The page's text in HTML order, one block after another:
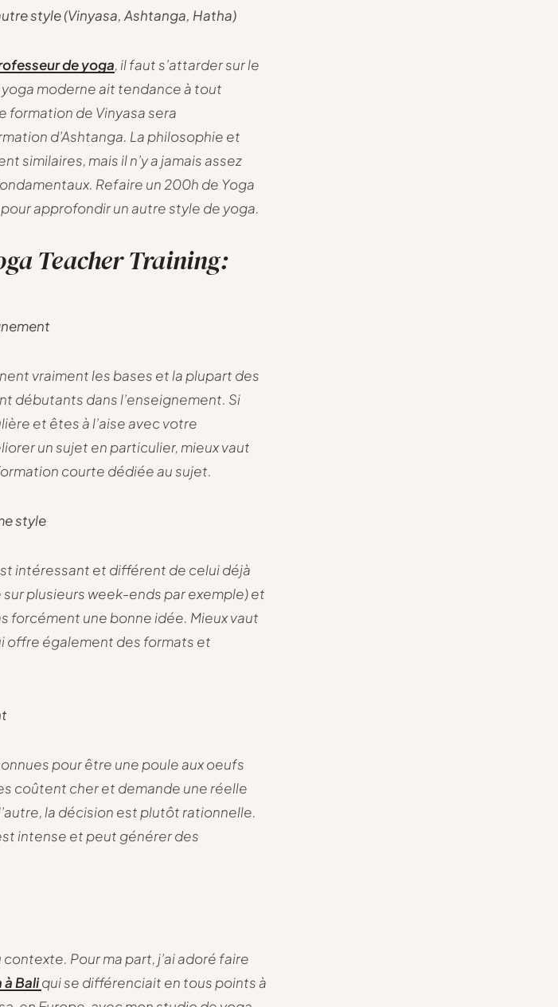
style (Vinyasa, Ashtanga, Hatha)
de yoga, il faut s’attarder sur le
moderne ait tendance à tout
formation de Vinyasa sera
d’Ashtanga. La philosophie et
similaires, mais il n’y a jamais assez
Refaire un 200h de Yoga
approfondir un autre style de yoga.
Teacher Training:
vraiment les bases et la plupart des
débutants dans l’enseignement. Si
et êtes à l’aise avec votre
un sujet en particulier, mieux vaut
courte dédiée au sujet.
style
intéressant et différent de celui déjà
plusieurs week-ends par exemple) et
forcément une bonne idée. Mieux vaut
offre également des formats et
pour être une poule aux oeufs
coûtent cher et demande une réelle
la décision est plutôt rationnelle.
intense et peut générer des
Pour ma part, j’ai adoré faire
Baliqui se différenciait en tous points à